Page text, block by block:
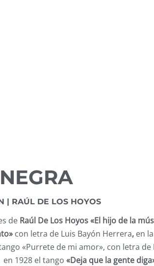
| RAÚL DE LOS HOYOS
de Raúl De Los Hoyos «El hijo de la
con letra de Luis Bayón Herrera, en
«Purrete de mi amor», con letra de
en 1928 el tango «Deja que la gente